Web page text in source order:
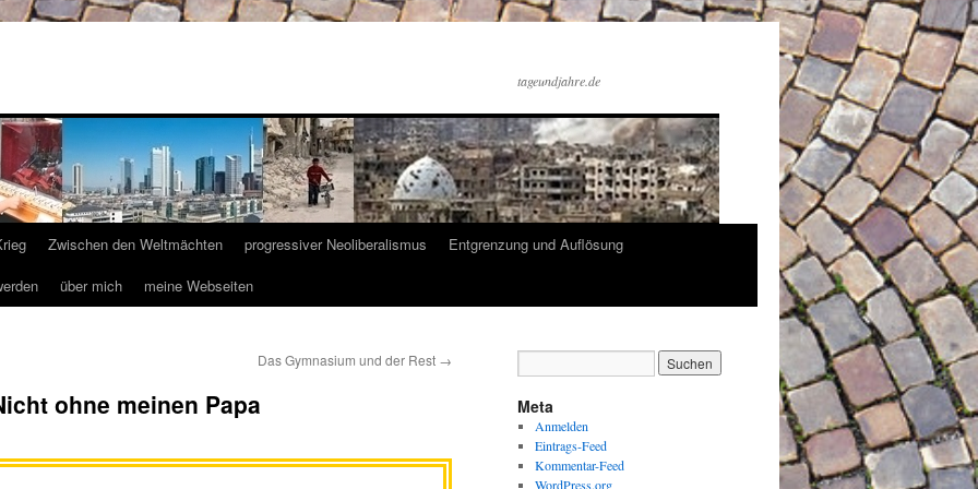
tageundjahre.de
Zwischen den Weltmächten progressiver Neoliberalismus
Entgrenzung und Auflösung
über mich meine Webseiten
Das Gymnasium und der Rest →
ohne meinen Papa Meta
Anmelden
Eintrags-Feed
Kommentar-Feed
WordPress.org